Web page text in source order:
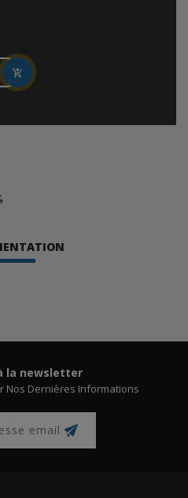
la newsletter
Nos Dernières Informations